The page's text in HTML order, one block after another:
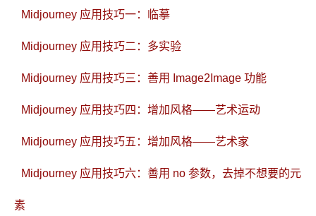
Midjourney 应用技巧一：临摹
Midjourney 应用技巧二：多实验
Midjourney 应用技巧三：善用 Image2Image 功能
Midjourney 应用技巧四：增加风格——艺术运动
Midjourney 应用技巧五：增加风格——艺术家
Midjourney 应用技巧六：善用 no 参数，去掉不想要的元
素